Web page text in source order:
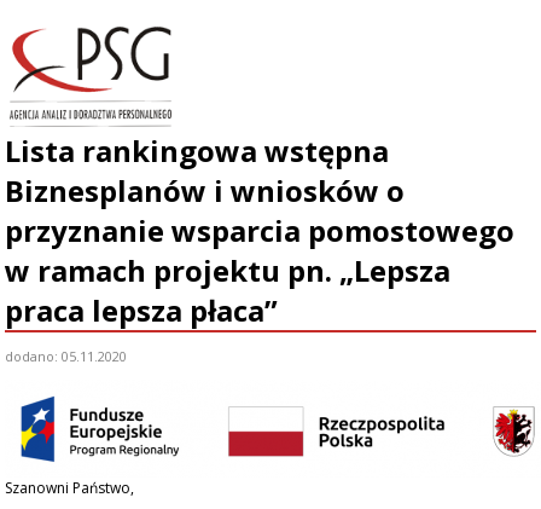
PROJEKTY
Lista rankingowa wstępna
Biznesplanów i wniosków o
przyznanie wsparcia pomostowego
w ramach projektu pn. „Lepsza
praca lepsza płaca”
dodano: 05.11.2020
Szanowni Państwo,